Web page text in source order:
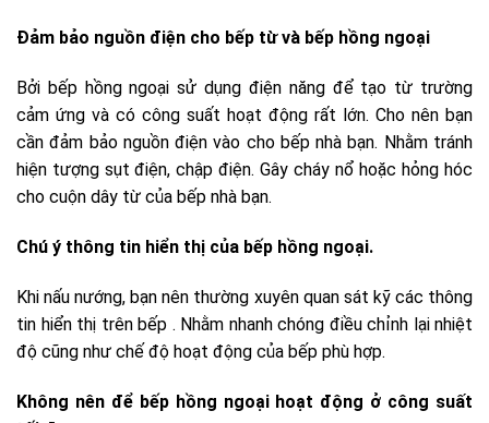
Đảm bảo nguồn điện cho bếp từ và bếp hồng ngoại
Bởi bếp hồng ngoại sử dụng điện năng để tạo từ trường
cảm ứng và có công suất hoạt động rất lớn. Cho nên bạn
cần đảm bảo nguồn điện vào cho bếp nhà bạn. Nhằm tránh
hiện tượng sụt điện, chập điện. Gây cháy nổ hoặc hỏng hóc
cho cuộn dây từ của bếp nhà bạn.
Chú ý thông tin hiển thị của bếp hồng ngoại.
Khi nấu nướng, bạn nên thường xuyên quan sát kỹ các thông
tin hiển thị trên bếp . Nhằm nhanh chóng điều chỉnh lại nhiệt
độ cũng như chế độ hoạt động của bếp phù hợp.
Không nên để bếp hồng ngoại hoạt động ở công suất